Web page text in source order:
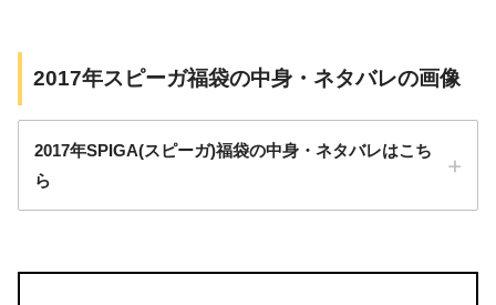
2017年スピーガ福袋の中身・ネタバレの画像
2017年SPIGA(スピーガ)福袋の中身・ネタバレはこち
ら